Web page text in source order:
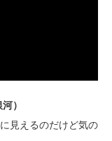
）
見えるのだけど気の